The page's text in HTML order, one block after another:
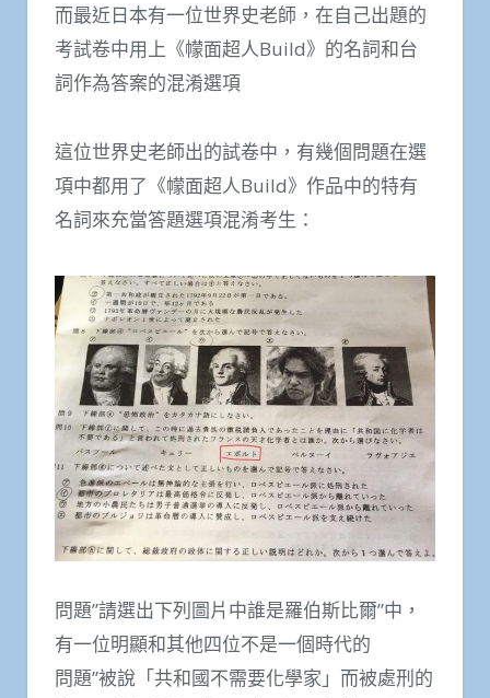
而最近日本有一位世界史老師，在自己出題的
考試卷中用上《幪面超人Build》的名詞和台
詞作為答案的混淆選項
這位世界史老師出的試卷中，有幾個問題在選
項中都用了《幪面超人Build》作品中的特有
名詞來充當答題選項混淆考生：
問題”請選出下列圖片中誰是羅伯斯比爾”中，
有一位明顯和其他四位不是一個時代的
問題”被說「共和國不需要化學家」而被處刑的